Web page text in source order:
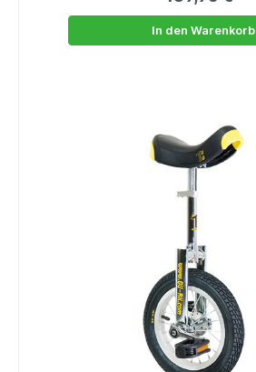
In den Warenkorb